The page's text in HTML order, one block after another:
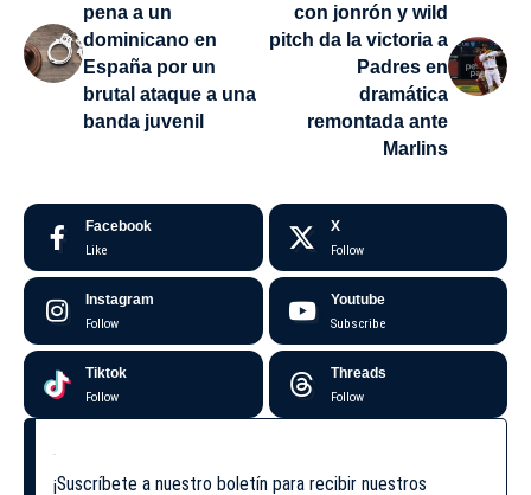
pena a un
dominicano en
España por un
brutal ataque a una
banda juvenil
con jonrón y wild
pitch da la victoria a
Padres en
dramática
remontada ante
Marlins
Facebook
Like
X
Follow
Instagram
Follow
Youtube
Subscribe
Tiktok
Follow
Threads
Follow
¡Suscríbete a nuestro boletín para recibir nuestros